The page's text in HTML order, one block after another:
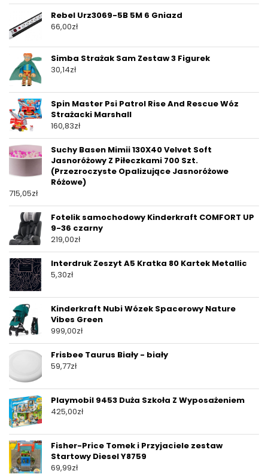
Rebel Urz3069-5B 5M 6 Gniazd
66,00zł
Simba Strażak Sam Zestaw 3 Figurek
30,14zł
Spin Master Psi Patrol Rise And Rescue Wóz
Strażacki Marshall
160,83zł
Suchy Basen Mimii 130X40 Velvet Soft
Jasnoróżowy Z Piłeczkami 700 Szt.
(Przezroczyste Opalizujące Jasnoróżowe
Różowe)
715,05zł
Fotelik samochodowy Kinderkraft COMFORT UP
9-36 czarny
219,00zł
Interdruk Zeszyt A5 Kratka 80 Kartek Metallic
5,30zł
Kinderkraft Nubi Wózek Spacerowy Nature
Vibes Green
999,00zł
Frisbee Taurus Biały - biały
59,77zł
Playmobil 9453 Duża Szkoła Z Wyposażeniem
425,00zł
Fisher-Price Tomek i Przyjaciele zestaw
Startowy Diesel Y8759
69,99zł